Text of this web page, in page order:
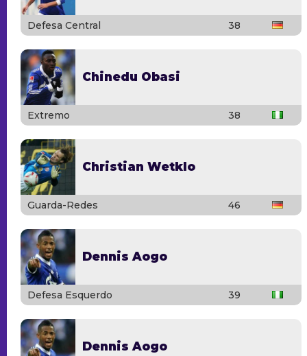
Defesa Central 38
Chinedu Obasi
Extremo 38
Christian Wetklo
Guarda-Redes 46
Dennis Aogo
Defesa Esquerdo 39
Dennis Aogo